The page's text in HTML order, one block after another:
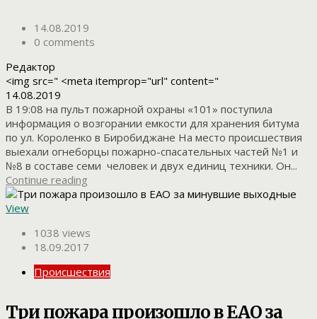
14.08.2019
0 comments
Редактор
<img src=" <meta itemprop="url" content="
14.08.2019
В 19:08 на пульт пожарной охраны «101» поступила
информация о возгорании емкости для хранения битума
по ул. Короленко в Биробиджане На место происшествия
выехали огнеборцы пожарно-спасательных частей №1 и
№8 в составе семи человек и двух единиц техники. Он...
Continue reading
View
1038 views
18.09.2017
Происшествия
Три пожара произошло в ЕАО за